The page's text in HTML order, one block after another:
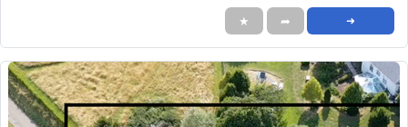
★ ➦ ➜